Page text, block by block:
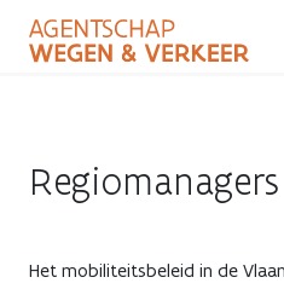
naar
Regiomanagers
Het mobiliteitsbeleid in de